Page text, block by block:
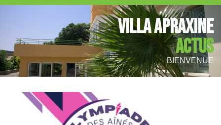
VILLA APRAXINE
ACTUS
BIENVENUE